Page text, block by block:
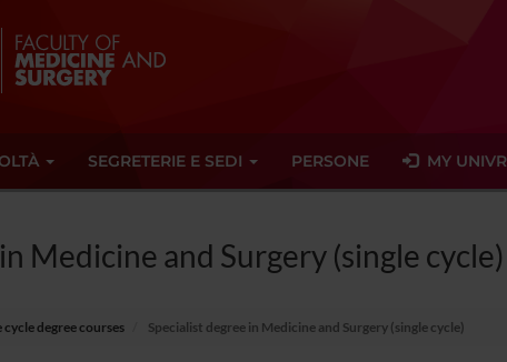
SEGRETERIE E SEDI PERSONE MY UNIVR
Medicine and Surgery (single cycle)
cycle degree courses Specialist degree in Medicine and Surgery (single cycle)